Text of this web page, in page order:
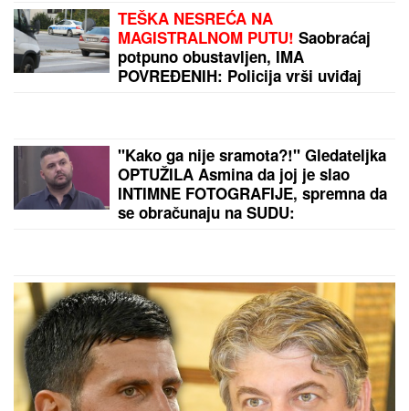
FILMSKA POTERA U NOVOM SADU!
"Pali" pljačkaši iz "audija": Ojadili